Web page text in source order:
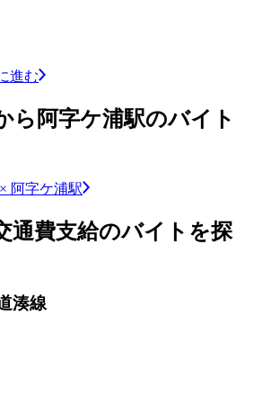
進む
ら阿字ケ浦駅のバイト
阿字ケ浦駅
通費支給のバイトを探
湊線